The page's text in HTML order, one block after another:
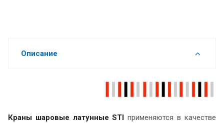
Описание
Краны шаровые латунные STI применяются в качестве